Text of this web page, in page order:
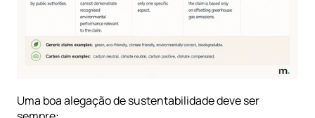
Uma boa alegação de sustentabilidade deve ser